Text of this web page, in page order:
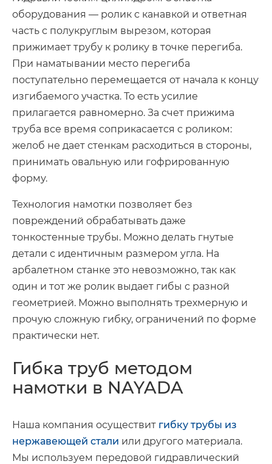
оборудования — ролик с канавкой и ответная
часть с полукруглым вырезом, которая
прижимает трубу к ролику в точке перегиба.
При наматывании место перегиба
поступательно перемещается от начала к концу
изгибаемого участка. То есть усилие
прилагается равномерно. За счет прижима
труба все время соприкасается с роликом:
желоб не дает стенкам расходиться в стороны,
принимать овальную или гофрированную
форму.
Технология намотки позволяет без
повреждений обрабатывать даже
тонкостенные трубы. Можно делать гнутые
детали с идентичным размером угла. На
арбалетном станке это невозможно, так как
один и тот же ролик выдает гибы с разной
геометрией. Можно выполнять трехмерную и
прочую сложную гибку, ограничений по форме
практически нет.
Гибка труб методом
намотки в NAYADA
Наша компания осуществит гибку трубы из
нержавеющей стали или другого материала.
Мы используем передовой гидравлический